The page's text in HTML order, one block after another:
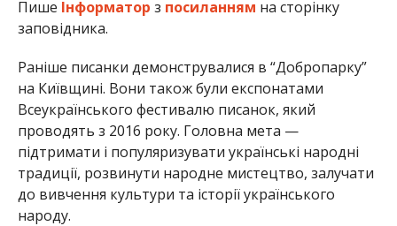
Пише Інформатор з посиланням на сторінку
заповідника.
Раніше писанки демонструвалися в “Добропарку”
на Київщині. Вони також були експонатами
Всеукраїнського фестивалю писанок, який
проводять з 2016 року. Головна мета —
підтримати і популяризувати українські народні
традиції, розвинути народне мистецтво, залучати
до вивчення культури та історії українського
народу.